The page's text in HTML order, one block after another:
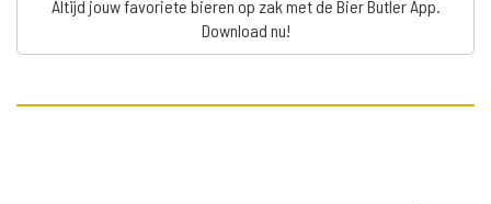
Altijd jouw favoriete bieren op zak met de Bier Butler App.
Download nu!